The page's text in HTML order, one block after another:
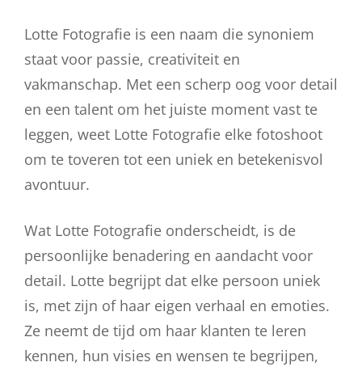
Lotte Fotografie is een naam die synoniem
staat voor passie, creativiteit en
vakmanschap. Met een scherp oog voor detail
en een talent om het juiste moment vast te
leggen, weet Lotte Fotografie elke fotoshoot
om te toveren tot een uniek en betekenisvol
avontuur.
Wat Lotte Fotografie onderscheidt, is de
persoonlijke benadering en aandacht voor
detail. Lotte begrijpt dat elke persoon uniek
is, met zijn of haar eigen verhaal en emoties.
Ze neemt de tijd om haar klanten te leren
kennen, hun visies en wensen te begrijpen,